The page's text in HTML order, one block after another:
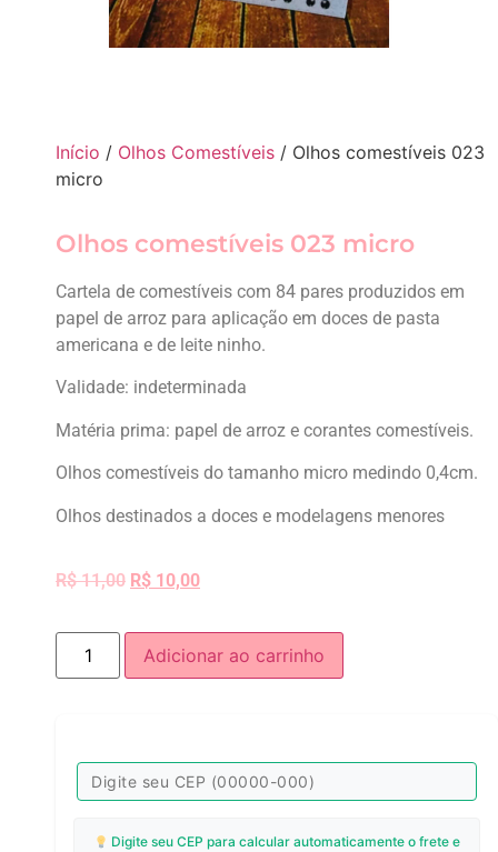
Início / Olhos Comestíveis / Olhos comestíveis 023
micro
Olhos comestíveis 023 micro
Cartela de comestíveis com 84 pares produzidos em
papel de arroz para aplicação em doces de pasta
americana e de leite ninho.
Validade: indeterminada
Matéria prima: papel de arroz e corantes comestíveis.
Olhos comestíveis do tamanho micro medindo 0,4cm.
Olhos destinados a doces e modelagens menores
R$11,00 R$ 10,00
Adicionar ao carrinho
Digite seu CEP para calcular automaticamente o frete e